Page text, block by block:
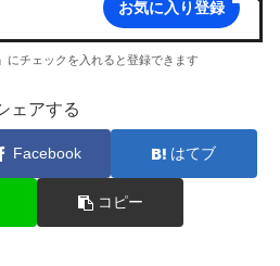
お気に入り登録
にチェックを入れると登録できます
ェアする
Facebook はてブ
コピー